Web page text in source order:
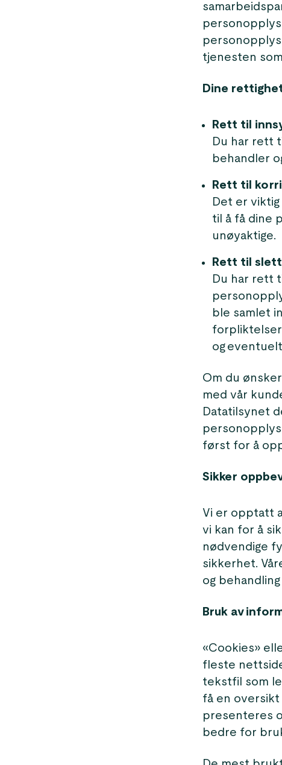
tjenesten
Dine
Rett til
Du har rett
behandler
Rett til
Det er
til å få dine
unøyaktige.
Rett til
Du har rett
ble samlet
forpliktelser
og
Om du
med vår
Datatilsynet
først for å
Sikker
Vi er opptatt
vi kan for å
nødvendige
sikkerhet.
og
Bruk av
«Cookies»
fleste
tekstfil som
få en oversikt
presenteres
bedre for